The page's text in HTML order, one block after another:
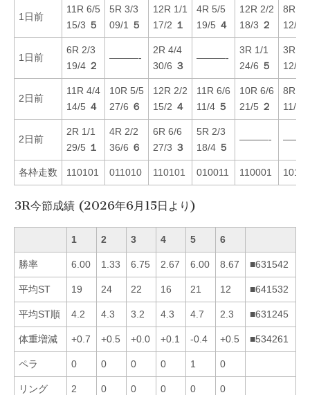
1日前
11R 6/5
15/3 ５
5R 3/3
09/1
５
12R 1/1
17/2 １
4R 5/5
19/5 ４
12R 2/2
18/3 ２
8R 3/
12/2
1日前
6R 2/3
19/4 ２
———-
2R 4/4
30/6 ３
———-
3R 1/1
24/6 ５
3R 4/
12/2
2日前
11R 4/4
14/5 ４
10R 5/5
27/6 ６
12R 2/2
15/2 ４
11R 6/6
11/4 ５
10R 6/6
21/5 ２
8R 1/
11/3
2日前
2R 1/1
29/5 １
4R 2/2
36/6 ６
6R 6/6
27/3 ３
5R 2/3
18/4 ５
———-
各枠走数 110101 011010 110101 010011 110001
3R今節成績 (2026年6月15日より)
1 2 3 4 5 6
勝率 6.00 1.33 6.75 2.67 6.00 8.67 ■631542
平均ST 19 24 22 16 21 12 ■641532
平均ST順 4.2 4.3 3.2 4.3 4.7 2.3 ■631245
体重増減 +0.7 +0.5 +0.0 +0.1 -0.4 +0.5 ■534261
ペラ 0 0 0 0 1 0
リング 2 0 0 0 0 0